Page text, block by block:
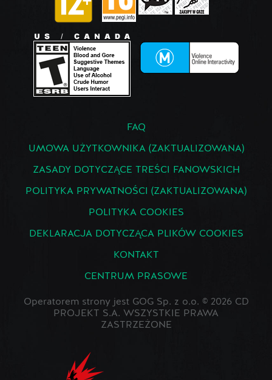
FAQ
UMOWA UŻYTKOWNIKA (ZAKTUALIZOWANA)
ZASADY DOTYCZĄCE TREŚCI FANOWSKICH
POLITYKA PRYWATNOŚCI (ZAKTUALIZOWANA)
POLITYKA COOKIES
DEKLARACJA DOTYCZĄCA PLIKÓW COOKIES
KONTAKT
CENTRUM PRASOWE
Operatorem strony jest GOG Sp. z o.o. © 2026 CD
PROJEKT S.A. WSZYSTKIE PRAWA
ZASTRZEŻONE